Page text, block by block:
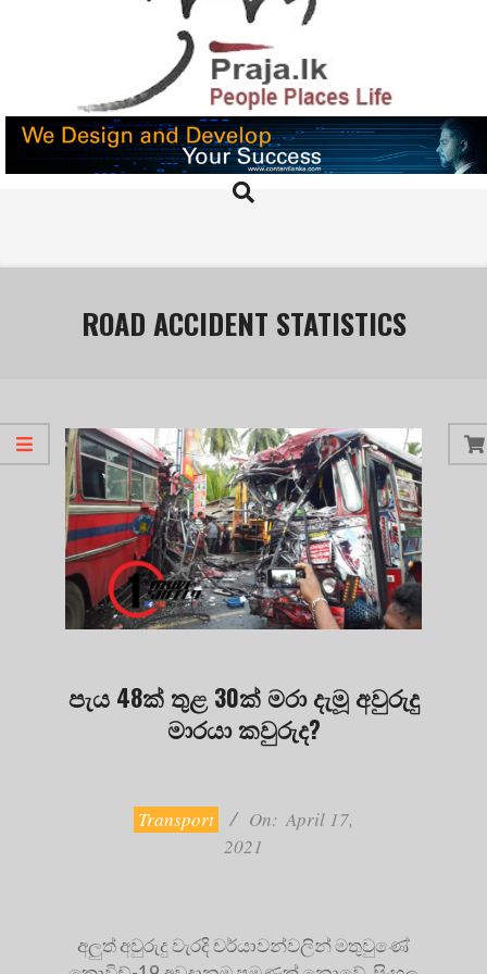
PRAJA.LK
Search
ROAD ACCIDENT STATISTICS
පැය 48ක් තුළ 30ක් මරා දැමූ අවුරුදු
මාරයා කවුරුද?
Transport On: April 17,
2021
අලුත් අවුරුදු වැරදි චර්යාවන්වලින් මතුවුණේ